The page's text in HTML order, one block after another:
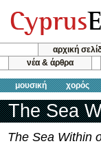
αρχική
νέα & άρθρα
μουσική χορός
The Sea
The Sea Within